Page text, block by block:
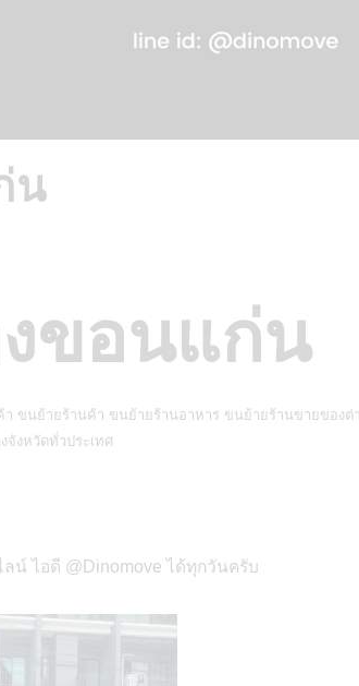
น
ขอนแก่น
ขนย้ายร้านค้า ขนย้ายร้านอาหาร ขนย้ายร้านขายของต่
จังหวัดทั่วประเทศ
น์ ไอดี @Dinomove ได้ทุกวันครับ